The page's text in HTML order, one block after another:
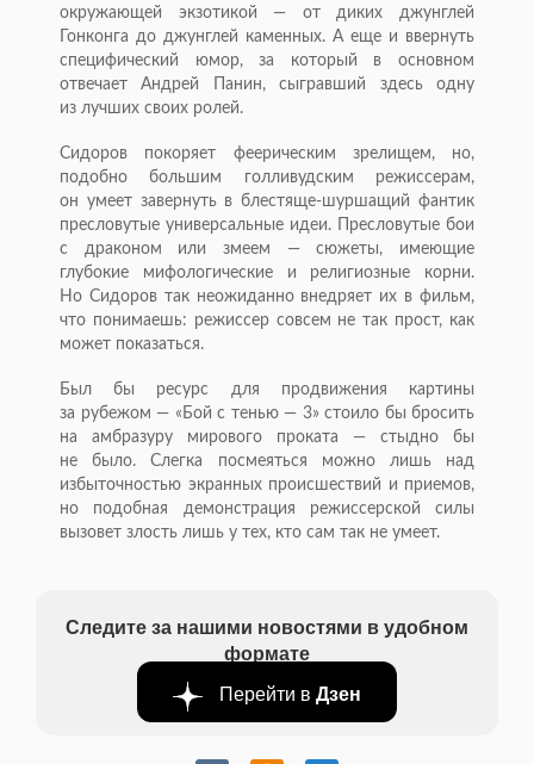
окружающей экзотикой — от диких джунглей
Гонконга до джунглей каменных. А еще и ввернуть
специфический юмор, за который в основном
отвечает Андрей Панин, сыгравший здесь одну
из лучших своих ролей.
Сидоров покоряет феерическим зрелищем, но,
подобно большим голливудским режиссерам,
он умеет завернуть вблестяще-шуршащий фантик
пресловутые универсальные идеи. Пресловутые бои
с драконом или змеем — сюжеты, имеющие
глубокие мифологические и религиозные корни.
Но Сидоров так неожиданно внедряет их в фильм,
что понимаешь: режиссер совсем не так прост, как
может показаться.
Был бы ресурс для продвижения картины
за рубежом — «Бой с тенью — 3» стоило бы бросить
на амбразуру мирового проката — стыдно бы
не было. Слегка посмеяться можно лишь над
избыточностью экранных происшествий и приемов,
но подобная демонстрация режиссерской силы
вызовет злость лишь у тех, кто сам так не умеет.
Следите за нашими новостями в удобном
формате
Перейти в Дзен